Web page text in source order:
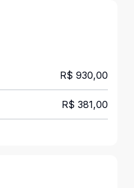
R$ 930,00
R$ 381,00